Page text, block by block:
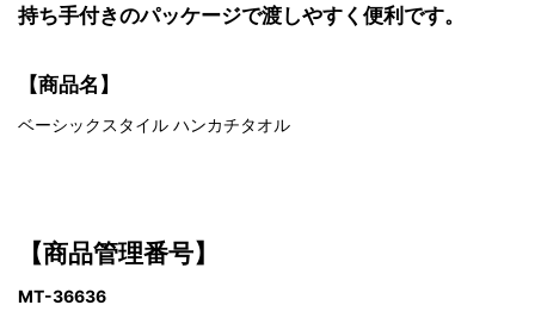
持ち手付きのパッケージで渡しやすく便利です。
【商品名】
ベーシックスタイル ハンカチタオル
【商品管理番号】
MT-36636